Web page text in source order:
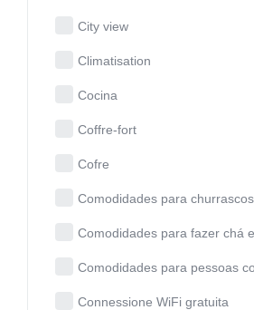
City view
Climatisation
Cocina
Coffre-fort
Cofre
Comodidades para churrascos
Comodidades para fazer chá
Comodidades para pessoas
Connessione WiFi gratuita